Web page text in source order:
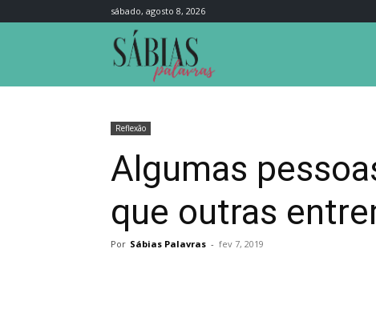
sábado, agosto 8, 2026
Reflexão
Algumas
que outras
Por Sábias Palavras - fev 7, 2019